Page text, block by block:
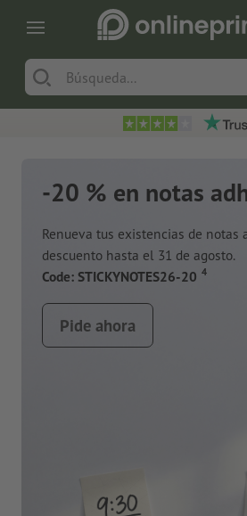
-20 % en notas
Renueva tus existencias de notas
descuento hasta el 31 de agosto.
Code: STICKYNOTES26-20 4
Pide ahora